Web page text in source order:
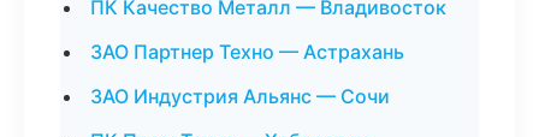
ПК Качество Металл — Владивосток
ЗАО Партнер Техно — Астрахань
ЗАО Индустрия Альянс — Сочи